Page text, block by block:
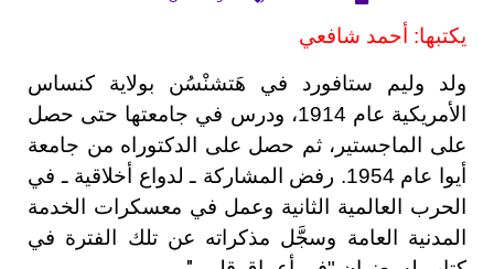
يكتبها: أحمد شافعي
ولد وليم ستافورد في هَتشنْسُن بولاية كنساس
الأمريكية عام 1914، ودرس في جامعتها حتى حصل
على الماجستير، ثم حصل على الدكتوراه من جامعة
أيوا عام 1954. رفض المشاركة ـ لدواع أخلاقية ـ في
الحرب العالمية الثانية وعمل في معسكرات الخدمة
المدنية العامة وسجَّل مذكراته عن تلك الفترة في